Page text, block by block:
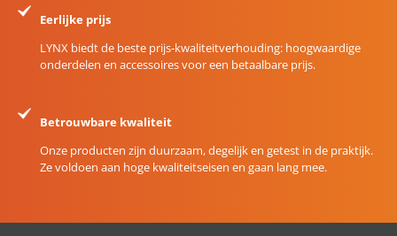
Eerlijke prijs
LYNX biedt de beste prijs-kwaliteitverhouding: hoogwaardige
onderdelen en accessoires voor een betaalbare prijs.
Betrouwbare kwaliteit
Onze producten zijn duurzaam, degelijk en getest in de praktijk.
Ze voldoen aan hoge kwaliteitseisen en gaan lang mee.